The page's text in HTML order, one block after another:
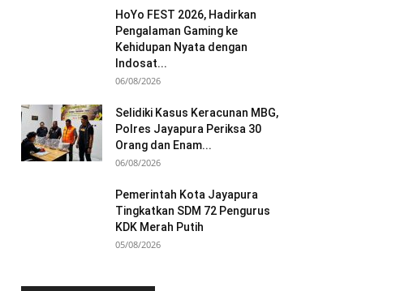
HoYo FEST 2026, Hadirkan
Pengalaman Gaming ke
Kehidupan Nyata dengan
Indosat...
06/08/2026
Selidiki Kasus Keracunan MBG,
Polres Jayapura Periksa 30
Orang dan Enam...
06/08/2026
Pemerintah Kota Jayapura
Tingkatkan SDM 72 Pengurus
KDK Merah Putih
05/08/2026